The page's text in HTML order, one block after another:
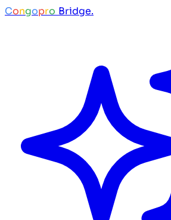
Congopro Bridge.